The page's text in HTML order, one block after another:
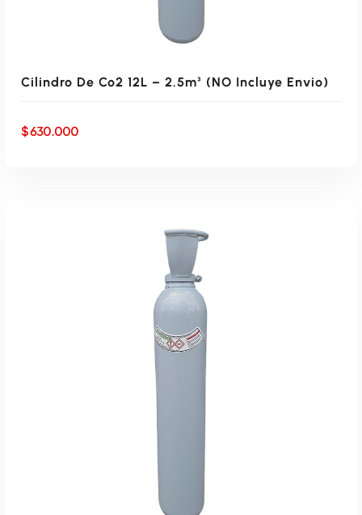
AÑADIR AL CARRITO
Cilindro De Co2 12L – 2.5m³ (NO Incluye Envio)
$630.000